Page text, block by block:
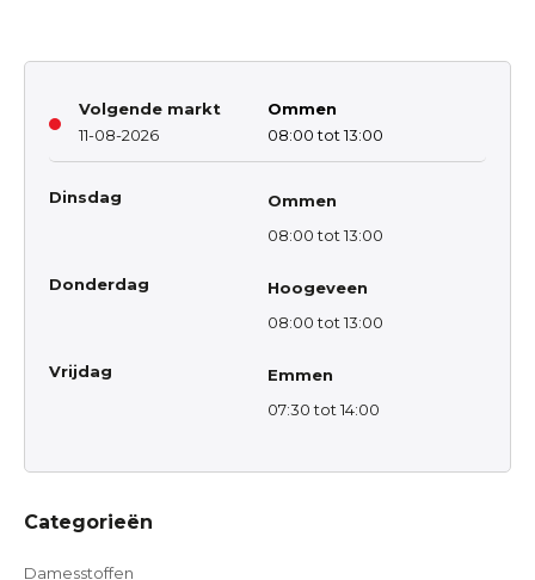
Volgende markt
11-08-2026
Ommen
08:00 tot 13:00
Dinsdag
Ommen
08:00 tot 13:00
Donderdag
Hoogeveen
08:00 tot 13:00
Vrijdag
Emmen
07:30 tot 14:00
Categorieën
Damesstoffen